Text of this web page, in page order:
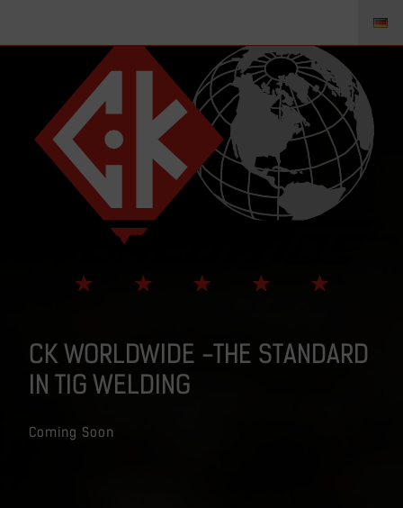
CK WORLDWIDE -THE STANDARD
IN TIG WELDING
Coming Soon